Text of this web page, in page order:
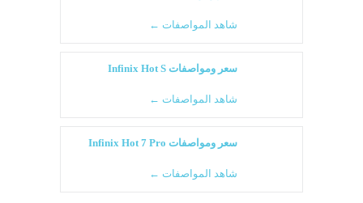
شاهد المواصفات ←
سعر ومواصفات Infinix Hot S
شاهد المواصفات ←
سعر ومواصفات Infinix Hot 7 Pro
شاهد المواصفات ←